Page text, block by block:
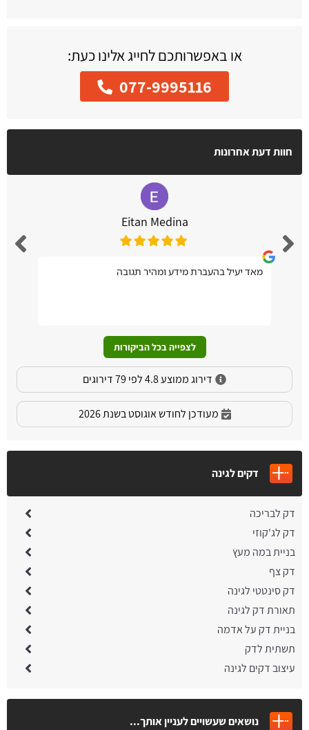
או באפשרותכם לחייג אלינו כעת:
077-9995116
חוות דעת אחרונות
Eitan Medina
מאד יעיל בהעברת מידע ומהיר תגובה
לצפייה בכל הביקורות
דירוג ממוצע 4.8 לפי 79 דירוגים
מעודכן לחודש אוגוסט בשנת 2026
דקים לגינה
דק לבריכה
דק לג'קוזי
בניית במה מעץ
דק צף
דק סינטטי לגינה
תאורת דק לגינה
בניית דק על אדמה
תשתית לדק
עיצוב דקים לגינה
נושאים שעשויים לעניין אותך...